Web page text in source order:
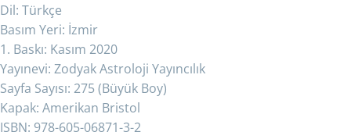
Dil: Türkçe
Basım Yeri: İzmir
1. Baskı: Kasım 2020
Yayınevi: Zodyak Astroloji Yayıncılık
Sayfa Sayısı: 275 (Büyük Boy)
Kapak: Amerikan Bristol
ISBN: 978-605-06871-3-2